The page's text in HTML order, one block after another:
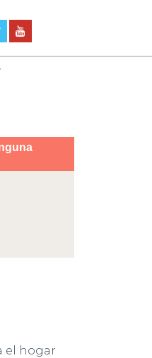
el hogar